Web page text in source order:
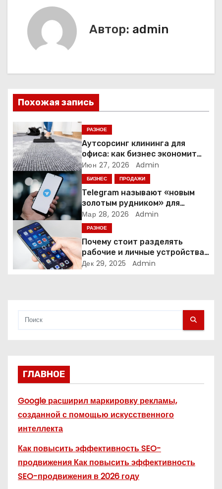
ц
и
я
п
о
з
а
п
и
Автор: admin
Похожая запись
РАЗНОЕ
Аутсорсинг клининга для
офиса: как бизнес экономит
время и деньги на уборке
Июн 27, 2026 Admin
БИЗНЕС ПРОДАЖИ
Telegram называют «новым
золотым рудником» для
креаторов: как блогеры
создают онлайн-бизнес
Мар 28, 2026 Admin
РАЗНОЕ
Почему стоит разделять
рабочие и личные устройства
— и чем опасно всё смешивать
Дек 29, 2025 Admin
ГЛАВНОЕ
Google расширил маркировку рекламы,
созданной с помощью искусственного
интеллекта
Как повысить эффективность SEO-
продвижения Как повысить эффективность
SEO-продвижения в 2026 году